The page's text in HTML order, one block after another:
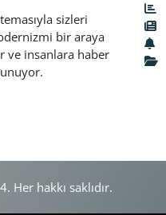
sizleri
bir araya
ve insanlara haber
Her hakkı saklıdır.